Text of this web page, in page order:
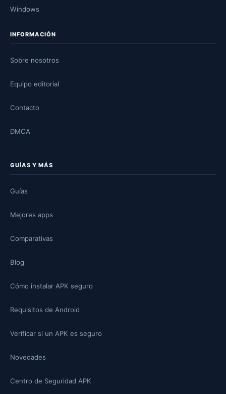
Windows
INFORMACIÓN
Sobre nosotros
Equipo editorial
Contacto
DMCA
GUÍAS Y MÁS
Guías
Mejores apps
Comparativas
Blog
Cómo instalar APK seguro
Requisitos de Android
Verificar si un APK es seguro
Novedades
Centro de Seguridad APK